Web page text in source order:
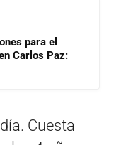
para el
Carlos Paz:
Cuesta